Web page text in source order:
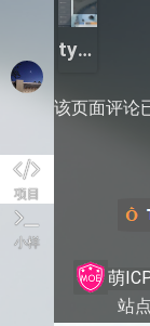
项目
小样
typecho模板sapphire
该页面评论
萌
站